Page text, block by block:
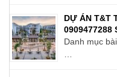
DỰ ÁN T&T
0909477288
Danh mục
…